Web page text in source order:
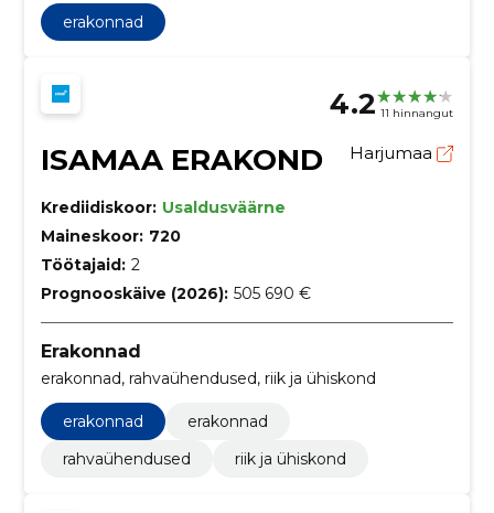
erakonnad
4.2 11 hinnangut
ISAMAA ERAKOND Harjumaa
Krediidiskoor: Usaldusväärne
Maineskoor: 720
Töötajaid: 2
Prognooskäive (2026): 505 690 €
Erakonnad
erakonnad, rahvaühendused, riik ja ühiskond
erakonnad
erakonnad
rahvaühendused
riik ja ühiskond